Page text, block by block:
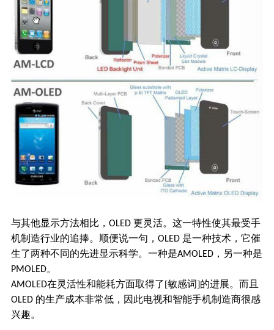
与其他显示方法相比， OLED 更灵活。这一特性使其最受手
机制造行业的追捧。顺便说一句， OLED 是一种技术，它催
生了两种不同的先进显示科学。一种是AMOLED，另一种是
PMOLED。
AMOLED在灵活性和能耗方面取得了[敏感词]的进展。而且
OLED 的生产成本非常低，因此电视和智能手机制造商很感
兴趣。